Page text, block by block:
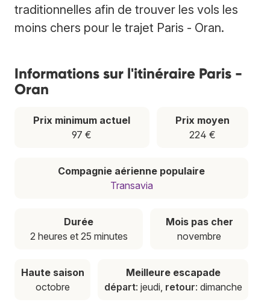
traditionnelles afin de trouver les vols les
moins chers pour le trajet Paris - Oran.
Informations sur l'itinéraire Paris -
Oran
Prix minimum actuel
97 €
Prix moyen
224 €
Compagnie aérienne populaire
Transavia
Durée
2 heures et 25 minutes
Mois pas cher
novembre
Haute saison
octobre
Meilleure escapade
départ: jeudi, retour: dimanche